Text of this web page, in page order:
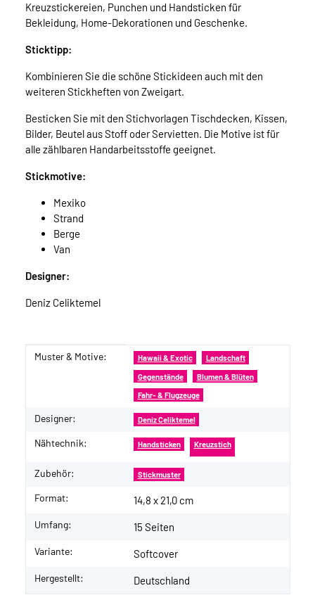
Kreuzstickereien, Punchen und Handsticken für
Bekleidung, Home-Dekorationen und Geschenke.
Sticktipp:
Kombinieren Sie die schöne Stickideen auch mit den
weiteren Stickheften von Zweigart.
Besticken Sie mit den Stichvorlagen Tischdecken, Kissen,
Bilder, Beutel aus Stoff oder Servietten. Die Motive ist für
alle zählbaren Handarbeitsstoffe geeignet.
Stickmotive:
Mexiko
Strand
Berge
Van
Designer:
Deniz Celiktemel
Produkteigenschaft
Wert
Muster & Motive: Hawaii & Exotic Landschaft
Gegenstände Blumen & Blüten
Fahr- & Flugzeuge
Designer: Deniz Celiktemel
Nähtechnik: Handsticken Kreuzstich
Zubehör: Stickmuster
Format: 14,8 x 21,0 cm
Umfang: 15 Seiten
Variante: Softcover
Hergestellt: Deutschland